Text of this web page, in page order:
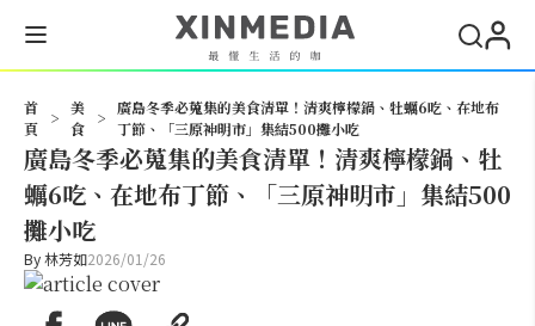
首
頁
>
美
食
>
廣島冬季必蒐集的美食清單！清爽檸檬鍋、牡蠣6吃、在地布
丁節、「三原神明市」集結500攤小吃
廣島冬季必蒐集的美食清單！清爽檸檬鍋、牡
蠣6吃、在地布丁節、「三原神明市」集結500
攤小吃
By林芳如2026/01/26